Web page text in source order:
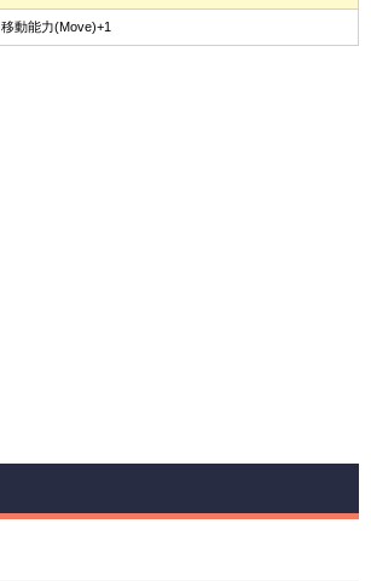
移動能力(Move)+1